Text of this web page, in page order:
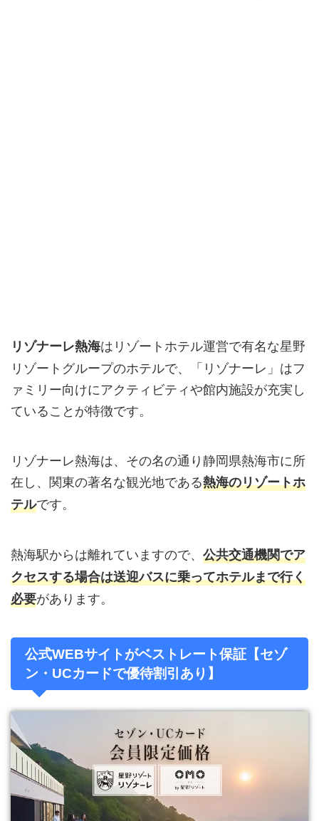
リゾナーレ熱海はリゾートホテル運営で有名な星野
リゾートグループのホテルで、「リゾナーレ」はフ
ァミリー向けにアクティビティや館内施設が充実し
ていることが特徴です。
リゾナーレ熱海は、その名の通り静岡県熱海市に所
在し、関東の著名な観光地である熱海のリゾートホ
テルです。
熱海駅からは離れていますので、 公共交通機関でア
クセスする場合は送迎バスに乗ってホテルまで行く
必要があります。
公式WEBサイトがベストレート保証【セゾ
ン・UCカードで優待割引あり】